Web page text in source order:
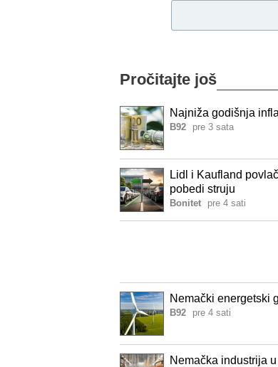
Pročitajte još
Najniža godišnja
B92 pre 3 sata
Lidl i Kaufland
pobedi struju
Bonitet pre 4 sati
Nemački energetski
B92 pre 4 sati
Nemačka industrija